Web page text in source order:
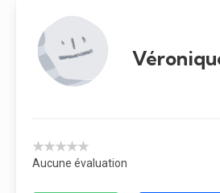
★★★★★
Aucune évaluation